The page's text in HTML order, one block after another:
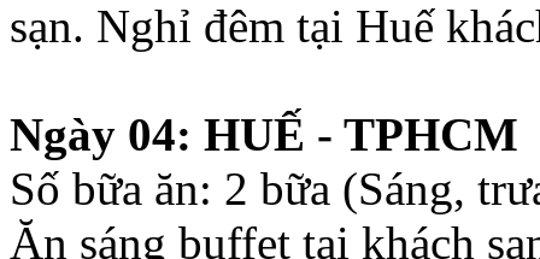
sạn. Nghỉ đêm tại Huế
Ngày 04: HUẾ - TPHCM
Số bữa ăn: 2 bữa (Sáng,
Ăn sáng buffet tại khách